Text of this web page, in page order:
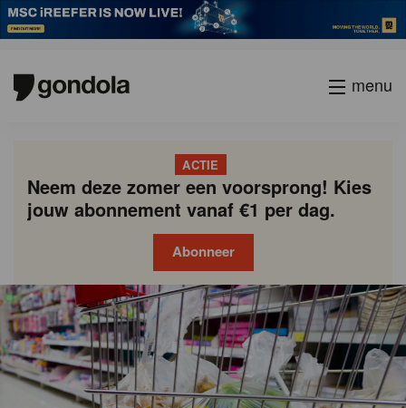
menu
ACTIE
Neem deze zomer een voorsprong! Kies
jouw abonnement vanaf €1 per dag.
Abonneer
Gondola
academy
Gondola
society